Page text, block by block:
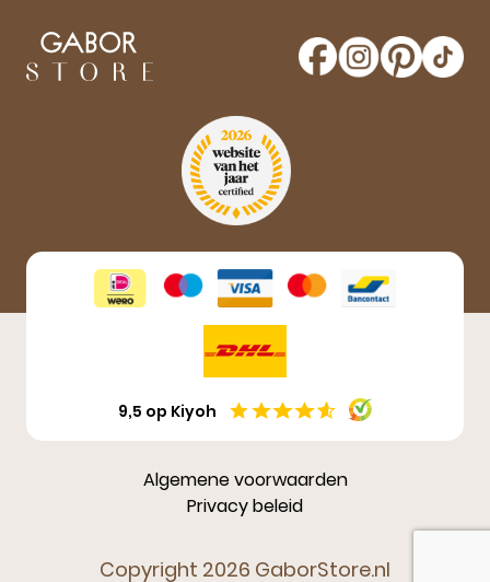
maak kans op een gratis paar Gabor schoenen!
Aanmelden
9,5 op Kiyoh
Copyright 2026 GaborStore.nl
Algemene voorwaarden
Privacy beleid